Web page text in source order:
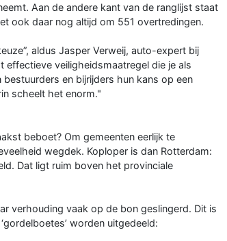
Aan de andere kant van de ranglijst staat
ook daar nog altijd om 551 overtredingen.
aldus Jasper Verweij, auto-expert bij
effectieve veiligheidsmaatregel die je als
en bijrijders hun kans op een
scheelt het enorm."
beboet? Om gemeenten eerlijk te
wegdek. Koploper is dan Rotterdam:
Dat ligt ruim boven het provinciale
verhouding vaak op de bon geslingerd. Dit is
worden uitgedeeld: